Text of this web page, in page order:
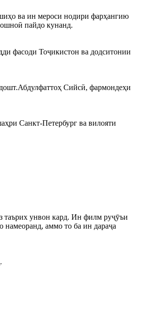
ва ин мероси нодири фарҳангию
пайдо кунанд.
фасоди Тоҷикистон ва додситонии
Сийсӣ, фармондеҳи
Санкт-Петербург ва вилояти
таърих унвон кард. Ин филм руҷӯъи
намеоранд, аммо то ба ин дараҷа